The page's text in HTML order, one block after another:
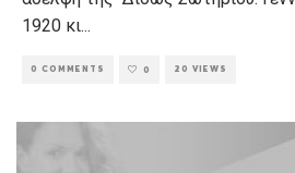
1920 κι...
0 COMMENTS 0 20 VIEWS